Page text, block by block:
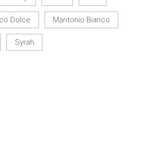
Dolce Mantonio Bianco
Syrah